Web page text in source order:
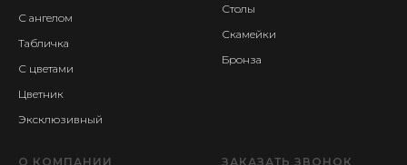
С ангелом
Табличка
С цветами
Цветник
Эксклюзивный
Столы
Скамейки
Бронза
О КОМПАНИИ ЗАКАЗАТЬ ЗВОНОК